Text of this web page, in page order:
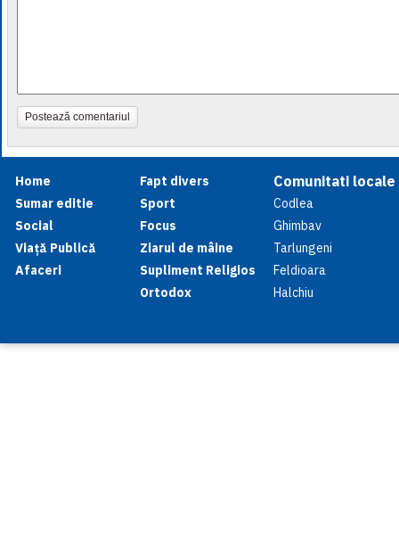
Postează comentariul
Home
Sumar editie
Social
Viață Publică
Afaceri
Fapt divers
Sport
Focus
Ziarul de mâine
Supliment Religios
Ortodox
Comunitati locale
Codlea
Ghimbav
Tarlungeni
Feldioara
Halchiu